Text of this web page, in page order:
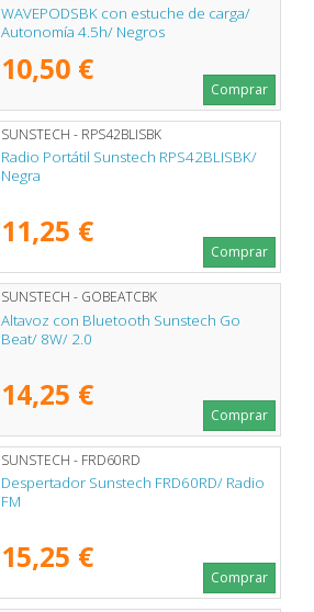
WAVEPODSBK con estuche de carga/
Autonomía 4.5h/ Negros
10,50 €
Comprar
SUNSTECH - RPS42BLISBK
Radio Portátil Sunstech RPS42BLISBK/
Negra
11,25 €
Comprar
SUNSTECH - GOBEATCBK
Altavoz con Bluetooth Sunstech Go
Beat/ 8W/ 2.0
14,25 €
Comprar
SUNSTECH - FRD60RD
Despertador Sunstech FRD60RD/ Radio
FM
15,25 €
Comprar